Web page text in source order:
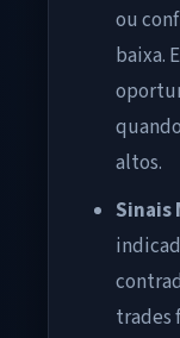
ou
baixa.
altos.
Sinais
trades